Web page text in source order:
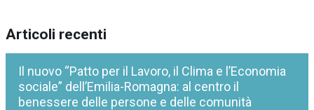
Articoli recenti
Il nuovo “Patto per il Lavoro, il Clima e l’Economia
sociale” dell’Emilia-Romagna: al centro il
benessere delle persone e delle comunità